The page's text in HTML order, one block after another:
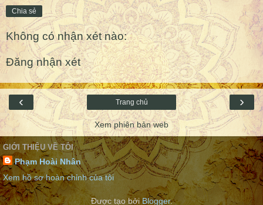
Chia sẻ
Không có nhận xét nào:
Đăng nhận xét
‹ ›
Trang chủ
Xem phiên bản web
GIỚI THIỆU VỀ TÔI
Phạm Hoài Nhân
Xem hồ sơ hoàn chỉnh của tôi
Được tạo bởiBlogger.